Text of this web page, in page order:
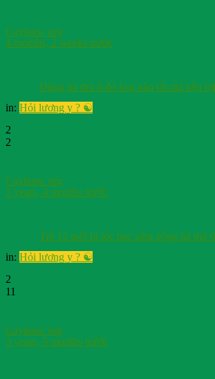
Cayhuoc org
4 months, 2 weeks trước
Dùng hà thủ ô đỏ loại nào tốt mà tiện
in: Hỏi lương y ? ☯️
2
2
Cayhuoc org
3 years, 4 months trước
Trẻ 12 tuổi bị tóc bạc sớm uống hà thủ
in: Hỏi lương y ? ☯️
2
11
Cayhuoc org
3 years, 5 months trước